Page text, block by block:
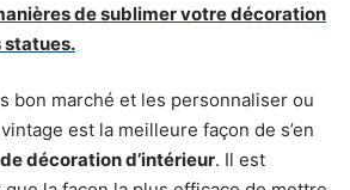
de sublimer votre décoration
statues.
bon marché et les personnaliser ou
est la meilleure façon de s’en
décoration d’intérieur. Il est